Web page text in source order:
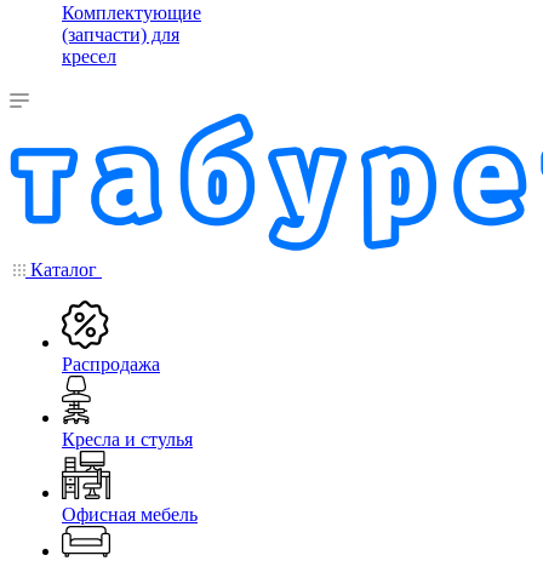
Комплектующие
(запчасти) для
кресел
Каталог
Распродажа
Кресла и стулья
Офисная мебель